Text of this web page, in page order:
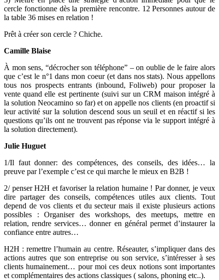
cercle fonctionne dès la première rencontre. 12 Personnes autour de
la table 36 mises en relation !
Prêt à créer son cercle ? Chiche.
Camille Blaise
À mon sens, “décrocher son téléphone” – on oublie de le faire alors
que c’est le n°1 dans mon coeur (et dans nos stats).Nous appellons
tous nos prospects entrants (inbound, Foliweb) pour proposer la
vente quand elle est pertinente (suivi sur un CRM maison intégré à
la solution Neocamino so far) et on appelle nos clients (en proactif si
leur activité sur la solution descend sous un seuil et en réactif si les
questions qu’ils ont ne trouvent pas réponse via le support intégré à
la solution directement).
Julie Huguet
1/Il faut donner: des compétences, des conseils, des idées… la
preuve par l’exemple c’est ce qui marche le mieux en B2B !
2/ penser H2H et favoriser la relation humaine ! Par donner, je veux
dire partager des conseils, compétences utiles aux clients. Tout
depend de vos clients et du secteur mais il existe plusieurs actions
possibles : Organiser des workshops, des meetups, mettre en
relation, rendre services… donner en général permet d’instaurer la
confiance entre autres…
H2H : remettre l’humain au centre. Réseauter, s’impliquer dans des
actions autres que son entreprise ou son service, s’intéresser à ses
clients humainement… pour moi ces deux notions sont importantes
et complémentaires des actions classiques ( salons, phoning etc..).